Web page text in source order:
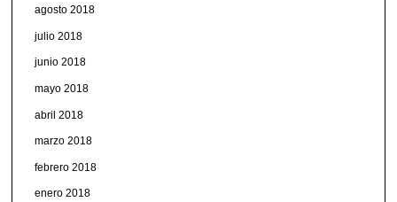
agosto 2018
julio 2018
junio 2018
mayo 2018
abril 2018
marzo 2018
febrero 2018
enero 2018